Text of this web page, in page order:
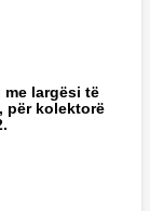
me largësi të
për kolektorë